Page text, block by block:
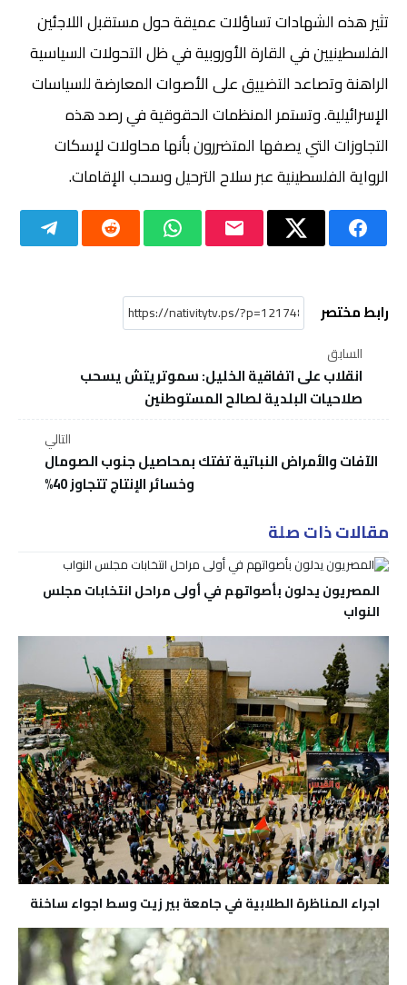
تثير هذه الشهادات تساؤلات عميقة حول مستقبل اللاجئين
الفلسطينيين في القارة الأوروبية في ظل التحولات السياسية
الراهنة وتصاعد التضييق على الأصوات المعارضة للسياسات
الإسرائيلية. وتستمر المنظمات الحقوقية في رصد هذه
التجاوزات التي يصفها المتضررون بأنها محاولات لإسكات
الرواية الفلسطينية عبر سلاح الترحيل وسحب الإقامات.
رابط مختصر
السابق
انقلاب على اتفاقية الخليل: سموتريتش يسحب
صلاحيات البلدية لصالح المستوطنين
التالي
الآفات والأمراض النباتية تفتك بمحاصيل جنوب الصومال
وخسائر الإنتاج تتجاوز 40%
مقالات ذات صلة
المصريون يدلون بأصواتهم في أولى مراحل انتخابات مجلس
النواب
اجراء المناظرة الطلابية في جامعة بير زيت وسط اجواء ساخنة